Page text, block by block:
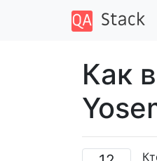
Как